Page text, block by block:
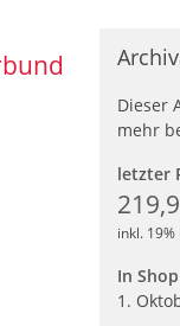
Dieser
mehr
letzter
inkl. 19%
In
1.